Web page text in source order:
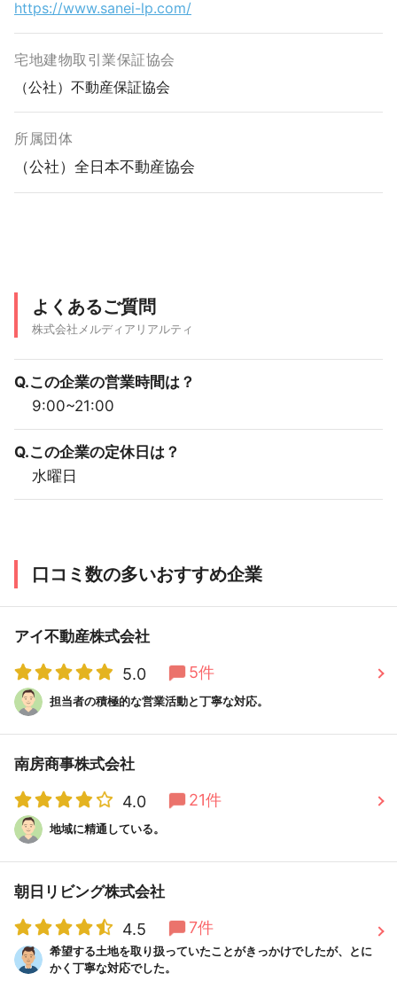
https://www.sanei-lp.com/
宅地建物取引業保証協会
（公社）不動産保証協会
所属団体
（公社）全日本不動産協会
よくあるご質問
株式会社メルディアリアルティ
Q.この企業の営業時間は？
9:00~21:00
Q.この企業の定休日は？
水曜日
口コミ数の多いおすすめ企業
アイ不動産株式会社
5.0 5件
担当者の積極的な営業活動と丁寧な対応。
南房商事株式会社
4.0 21件
地域に精通している。
朝日リビング株式会社
4.5 7件
希望する土地を取り扱っていたことがきっかけでしたが、とに
かく丁寧な対応でした。